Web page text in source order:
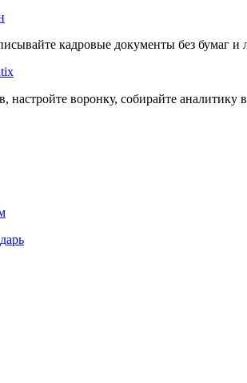
кадровые документы без бумаг и
настройте воронку, собирайте аналитику